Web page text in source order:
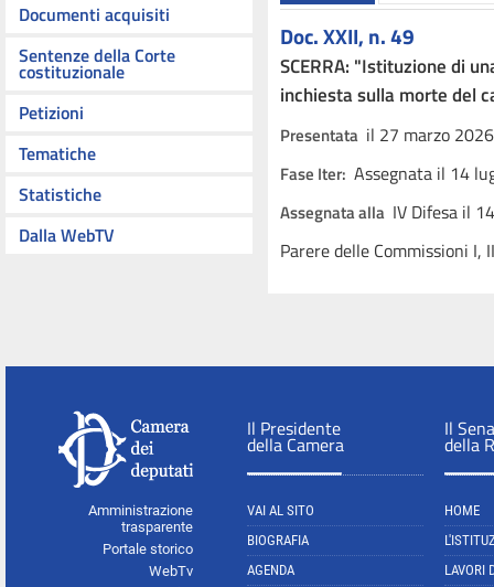
Documenti acquisiti
Sentenze della Corte
costituzionale
Petizioni
Tematiche
Statistiche
Dalla WebTV
Doc. XXII, n. 49
SCERRA: "Istituzione di
inchiesta sulla morte del
Presentata il 27 marzo 2026
Fase Iter: Assegnata il 14
Assegnata alla IV Difesail
Parere delle Commissioni I,
Amministrazione
trasparente
Portale storico
WebTv
Il Presidente
della Camera
VAI AL SITO
BIOGRAFIA
AGENDA
Il
della
HOME
LAVORI